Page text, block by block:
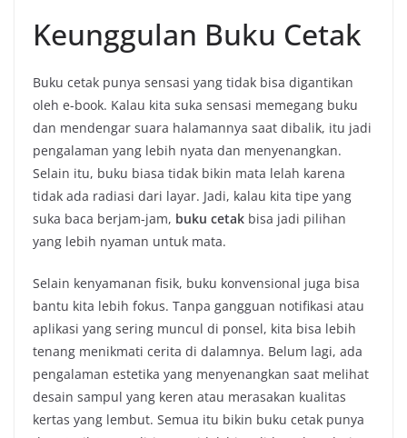
Keunggulan Buku Cetak
Buku cetak punya sensasi yang tidak bisa digantikan
oleh e-book. Kalau kita suka sensasi memegang buku
dan mendengar suara halamannya saat dibalik, itu jadi
pengalaman yang lebih nyata dan menyenangkan.
Selain itu, buku biasa tidak bikin mata lelah karena
tidak ada radiasi dari layar. Jadi, kalau kita tipe yang
suka baca berjam-jam, buku cetak bisa jadi pilihan
yang lebih nyaman untuk mata.
Selain kenyamanan fisik, buku konvensional juga bisa
bantu kita lebih fokus. Tanpa gangguan notifikasi atau
aplikasi yang sering muncul di ponsel, kita bisa lebih
tenang menikmati cerita di dalamnya. Belum lagi, ada
pengalaman estetika yang menyenangkan saat melihat
desain sampul yang keren atau merasakan kualitas
kertas yang lembut. Semua itu bikin buku cetak punya